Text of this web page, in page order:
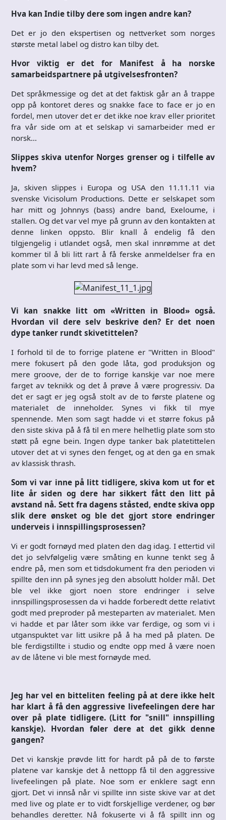
Hva kan Indie tilby dere som ingen andre kan?
Det er jo den ekspertisen og nettverket som norges
største metal label og distro kan tilby det.
Hvor viktig er det for Manifest å ha norske
samarbeidspartnere på utgivelsesfronten?
Det språkmessige og det at det faktisk går an å trappe
opp på kontoret deres og snakke face to face er jo en
fordel, men utover det er det ikke noe krav eller prioritet
fra vår side om at et selskap vi samarbeider med er
norsk…
Slippes skiva utenfor Norges grenser og i tilfelle av
hvem?
Ja, skiven slippes i Europa og USA den 11.11.11 via
svenske Vicisolum Productions. Dette er selskapet som
har mitt og Johnnys (bass) andre band, Exeloume, i
stallen. Og det var vel mye på grunn av den kontakten at
denne linken oppsto. Blir knall å endelig få den
tilgjengelig i utlandet også, men skal innrømme at det
kommer til å bli litt rart å få ferske anmeldelser fra en
plate som vi har levd med så lenge.
Vi kan snakke litt om «Written in Blood» også.
Hvordan vil dere selv beskrive den? Er det noen
dype tanker rundt skivetittelen?
I forhold til de to forrige platene er "Written in Blood"
mere fokusert på den gode låta, god produksjon og
mere groove, der de to forrige kanskje var noe mere
farget av teknikk og det å prøve å være progressiv. Da
det er sagt er jeg også stolt av de to første platene og
materialet de inneholder. Synes vi fikk til mye
spennende. Men som sagt hadde vi et større fokus på
den siste skiva på å få til en mere helhetlig plate som sto
støtt på egne bein. Ingen dype tanker bak platetittelen
utover det at vi synes den fenget, og at den ga en smak
av klassisk thrash.
Som vi var inne på litt tidligere, skiva kom ut for et
lite år siden og dere har sikkert fått den litt på
avstand nå. Sett fra dagens ståsted, endte skiva opp
slik dere ønsket og ble det gjort store endringer
underveis i innspillingsprosessen?
Vi er godt fornøyd med platen den dag idag. I ettertid vil
det jo selvfølgelig være småting en kunne tenkt seg å
endre på, men som et tidsdokument fra den perioden vi
spillte den inn på synes jeg den absolutt holder mål. Det
ble vel ikke gjort noen store endringer i selve
innspillingsprosessen da vi hadde forberedt dette relativt
godt med preproder på mesteparten av materialet. Men
vi hadde et par låter som ikke var ferdige, og som vi i
utganspuktet var litt usikre på å ha med på platen. De
ble ferdigstillte i studio og endte opp med å være noen
av de låtene vi ble mest fornøyde med.
Jeg har vel en bitteliten feeling på at dere ikke helt
har klart å få den aggressive livefeelingen dere har
over på plate tidligere. (Litt for "snill" innspilling
kanskje). Hvordan føler dere at det gikk denne
gangen?
Det vi kanskje prøvde litt for hardt på på de to første
platene var kanskje det å nettopp få til den aggressive
livefeelingen på plate. Noe som er enklere sagt enn
gjort. Det vi innså når vi spillte inn siste skive var at det
med live og plate er to vidt forskjellige verdener, og bør
behandles deretter. Nå fokuserte vi å få spillt inn og